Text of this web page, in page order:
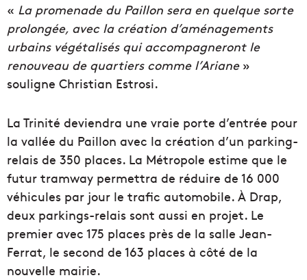
« La promenade du Paillon sera en quelque sorte
prolongée, avec la création d’aménagements
urbains végétalisés qui accompagneront le
renouveau de quartiers comme l’Ariane»
souligne Christian Estrosi.
La Trinité deviendra une vraie porte d’entrée pour
la vallée du Paillon avec la création d’un parking-
relais de 350 places. La Métropole estime que le
futur tramway permettra de réduire de 16 000
véhicules par jour le trafic automobile. À Drap,
deux parkings-relais sont aussi en projet. Le
premier avec 175 places près de la salle Jean-
Ferrat, le second de 163 places à côté de la
nouvelle mairie.